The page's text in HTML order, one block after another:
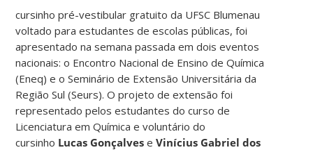
cursinho pré-vestibular gratuito da UFSC Blumenau
voltado para estudantes de escolas públicas, foi
apresentado na semana passada em dois eventos
nacionais: o Encontro Nacional de Ensino de Química
(Eneq) e o Seminário de Extensão Universitária da
Região Sul (Seurs). O projeto de extensão foi
representado pelos estudantes do curso de
Licenciatura em Química e voluntário do
cursinho Lucas Gonçalves eVinícius Gabriel dos